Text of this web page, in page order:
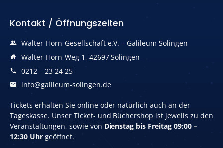
Kontakt / Öffnungszeiten
Walter-Horn-Gesellschaft e.V. – Galileum Solingen
Walter-Horn-Weg 1, 42697 Solingen
0212 – 23 24 25
info@galileum-solingen.de
Tickets erhalten Sie online oder natürlich auch an der
Tageskasse. Unser Ticket- und Büchershop ist jeweils zu den
Veranstaltungen, sowie von Dienstag bis Freitag 09:00 –
12:30 Uhr geöffnet.